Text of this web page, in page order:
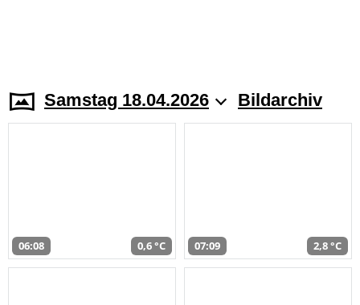
Samstag 18.04.2026 Bildarchiv
06:08 0,6 °C 07:09 2,8 °C